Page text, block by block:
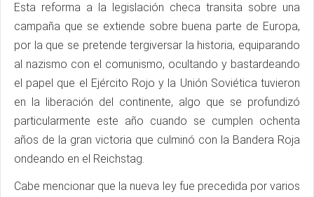
Esta reforma a la legislación checa transita sobre una
campaña que se extiende sobre buena parte de Europa,
por la que se pretende tergiversar la historia, equiparando
al nazismo con el comunismo, ocultando y bastardeando
el papel que el Ejército Rojo y la Unión Soviética tuvieron
en la liberación del continente, algo que se profundizó
particularmente este año cuando se cumplen ochenta
años de la gran victoria que culminó con la Bandera Roja
ondeando en el Reichstag.
Cabe mencionar que la nueva ley fue precedida por varios